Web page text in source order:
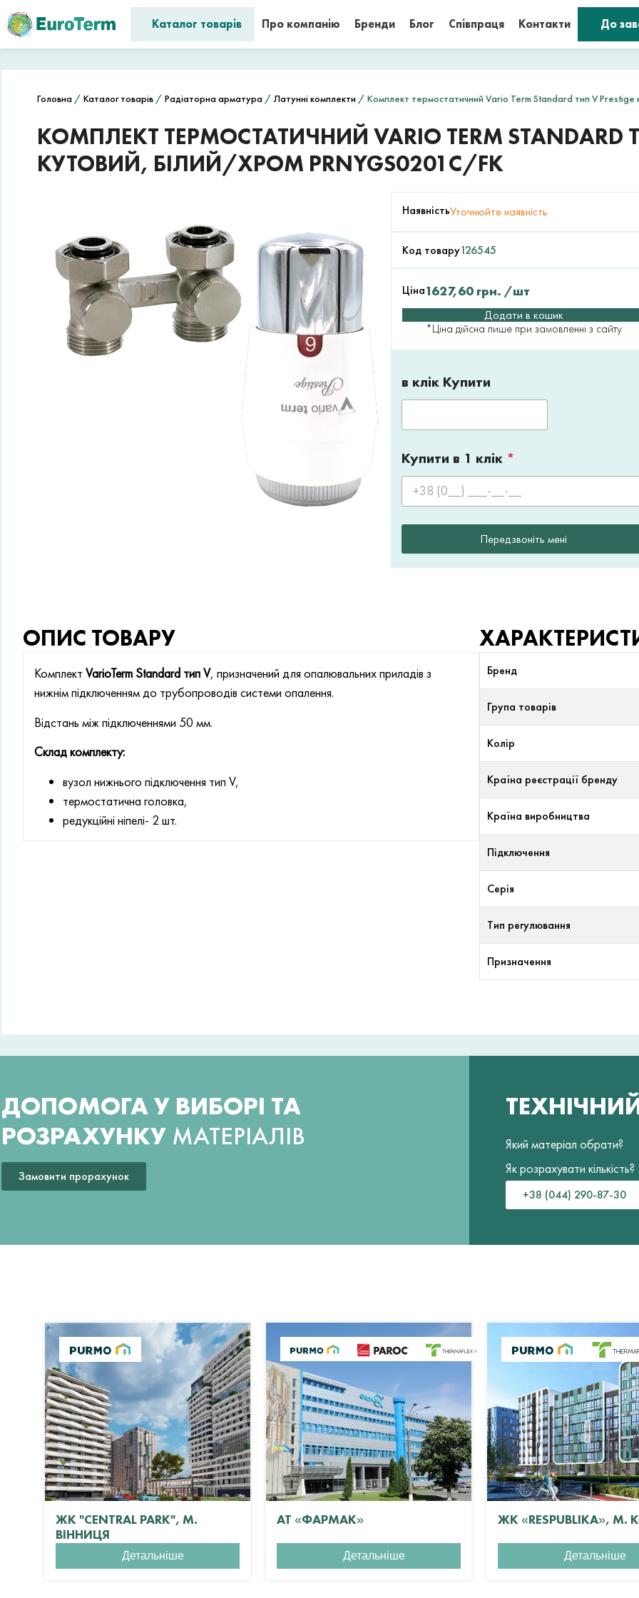
Каталог товарів Про компанію Бренди Блог Співпраця Контакти До
Головна / Каталог товарів / Радіаторна арматура /Латунні комплекти / Комплект термостатичний Vario Term Standard тип V
КОМПЛЕКТ ТЕРМОСТАТИЧНИЙ VARIO TERM STANDARD
КУТОВИЙ, БІЛИЙ/ХРОМ PRNYGS0201C/FK
НаявністьУточнюйте наявність
Код товару126545
Ціна1627,60 грн. /шт
Додати в кошик
*Ціна дійсна лише при замовленні з сайту
в клік Купити
Купити в 1 клік *
Передзвоніть мені
ОПИС ТОВАРУ
Комплект VarioTerm Standard тип V, призначений для опалювальних приладів з
нижнім підключенням до трубопроводів системи опалення.
Відстань між підключеннями 50 мм.
Склад комплекту:
вузол нижнього підключення тип V,
термостатична головка,
редукційні ніпелі- 2 шт.
Бренд
Група товарів
Колір
Країна реєстрації бренду
Країна виробництва
Підключення
Серія
Тип регулювання
Призначення
ДОПОМОГА У ВИБОРІ ТА
РОЗРАХУНКУ МАТЕРІАЛІВ
Замовити прорахунок
Який матеріал обрати?
Як розрахувати кількість?
+38 (044) 290-87-30
ЖК "CENTRAL PARK", М.
ВІННИЦЯ
Детальніше
АТ «ФАРМАК»
Детальніше
ЖК «RESPUBLIKA», М.
Детальніше